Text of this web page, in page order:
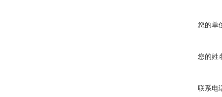
您的单
您的姓
联系电